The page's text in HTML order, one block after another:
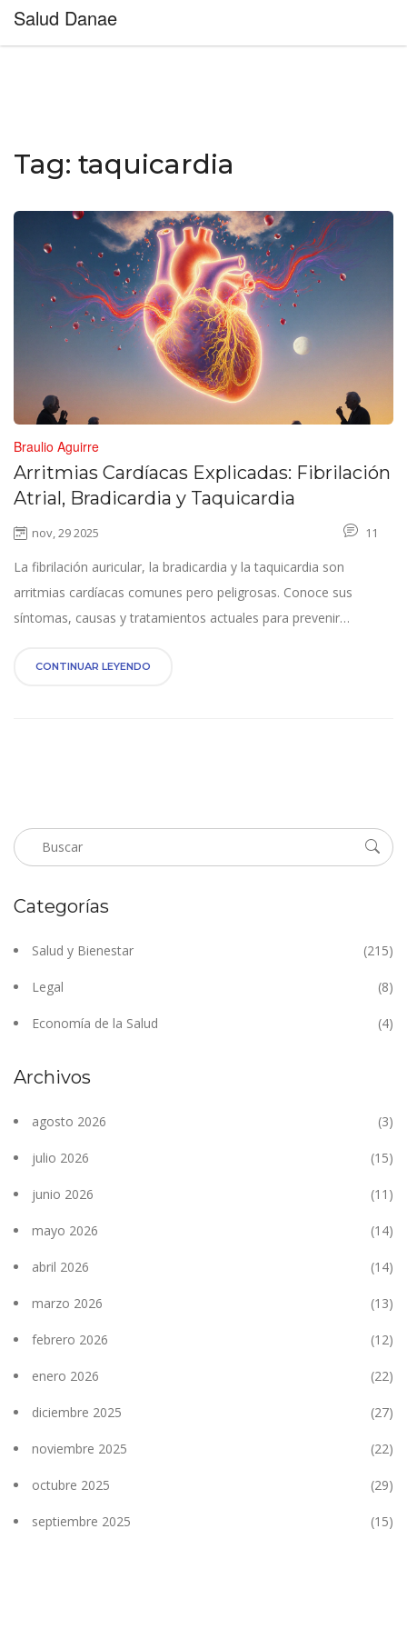
Salud Danae
Tag: taquicardia
Braulio Aguirre
Arritmias Cardíacas Explicadas: Fibrilación
Atrial, Bradicardia y Taquicardia
nov, 29 2025 11
La fibrilación auricular, la bradicardia y la taquicardia son
arritmias cardíacas comunes pero peligrosas. Conoce sus
síntomas, causas y tratamientos actuales para prevenir
paradas cardíacas.
CONTINUAR LEYENDO
Categorías
Salud y Bienestar (215)
Legal (8)
Economía de la Salud (4)
Archivos
agosto 2026 (3)
julio 2026 (15)
junio 2026 (11)
mayo 2026 (14)
abril 2026 (14)
marzo 2026 (13)
febrero 2026 (12)
enero 2026 (22)
diciembre 2025 (27)
noviembre 2025 (22)
octubre 2025 (29)
septiembre 2025 (15)